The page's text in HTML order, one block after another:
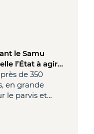
le Samu
l’État à agir
de 350
en grande
le parvis et
Cette